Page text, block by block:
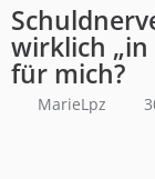
wirklich „in
für mich?
MarieLpz